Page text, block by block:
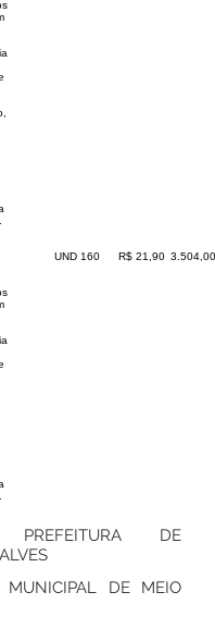
UND 160 R$ 21,90 3.504,00
PREFEITURA DE
MUNICIPAL DE MEIO